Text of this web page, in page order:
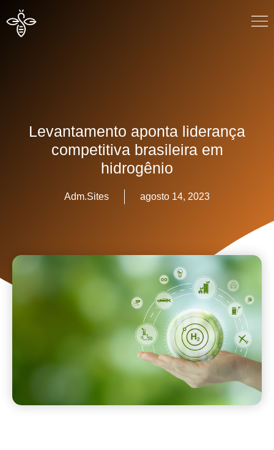
Levantamento aponta liderança
competitiva brasileira em
hidrogênio
Adm.Sites agosto 14, 2023